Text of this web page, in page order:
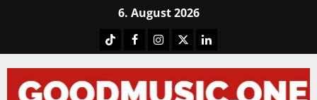
6. August 2026
TiktokFacebook
Instagram
X LinkedIN